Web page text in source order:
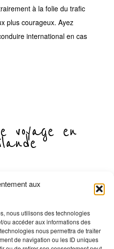
aux
nous utilisons des technologies
ou accéder aux informations des
nous permettra de traiter
de navigation ou les ID uniques
à la folie du trafic
plus courageux. Ayez
international en cas
voyage en